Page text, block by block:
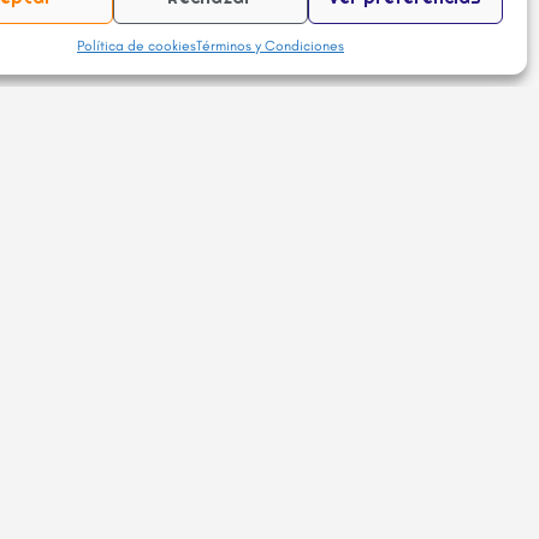
Política de cookiesTérminos y Condiciones